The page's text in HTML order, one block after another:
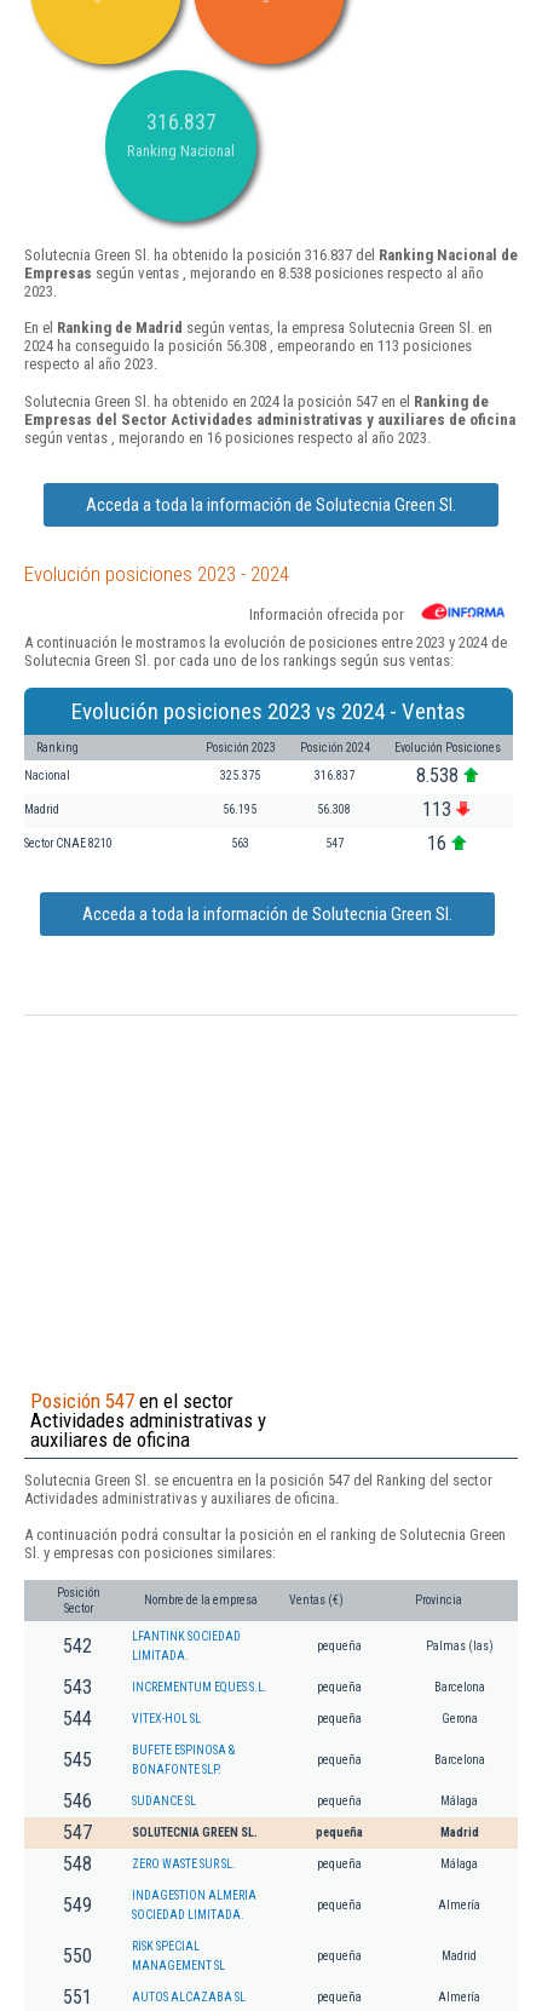
316.837
Ranking Nacional
Solutecnia Green Sl. ha obtenido la posición 316.837 del Ranking Nacional de
Empresas según ventas , mejorando en 8.538 posiciones respecto al año
2023.
En el Ranking de Madrid según ventas, la empresa Solutecnia Green Sl. en
2024 ha conseguido la posición 56.308 , empeorando en 113 posiciones
respecto al año 2023.
Solutecnia Green Sl. ha obtenido en 2024 la posición 547 en el Ranking de
Empresas del Sector Actividades administrativas y auxiliares de oficina
según ventas , mejorando en 16 posiciones respecto al año 2023.
Acceda a toda la información de Solutecnia Green Sl.
Evolución posiciones 2023 - 2024
Información ofrecida por
A continuación le mostramos la evolución de posiciones entre 2023 y 2024 de
Solutecnia Green Sl. por cada uno de los rankings según sus ventas:
Evolución posiciones 2023 vs 2024 - Ventas
Ranking Posición 2023 Posición 2024 Evolución Posiciones
Nacional 325.375 316.837 8.538
Madrid 56.195 56.308 113
Sector CNAE 8210 563 547 16
Acceda a toda la información de Solutecnia Green Sl.
Posición 547 en el sector
Actividades administrativas y
auxiliares de oficina
Solutecnia Green Sl. se encuentra en la posición 547 del Ranking del sector
Actividades administrativas y auxiliares de oficina.
A continuación podrá consultar la posición en el ranking de Solutecnia Green
Sl. y empresas con posiciones similares:
Posición
Sector
Nombre de la empresa Ventas (€) Provincia
542
LFANTINK SOCIEDAD
LIMITADA.
pequeña Palmas (las)
543 INCREMENTUM EQUES S.L. pequeña Barcelona
544 VITEX-HOL SL pequeña Gerona
545
BUFETE ESPINOSA &
BONAFONTE SLP.
pequeña Barcelona
546 SUDANCE SL pequeña Málaga
547 SOLUTECNIA GREEN SL. pequeña Madrid
548 ZERO WASTE SUR SL. pequeña Málaga
549
INDAGESTION ALMERIA
SOCIEDAD LIMITADA.
pequeña Almería
550
RISK SPECIAL
MANAGEMENT SL
pequeña Madrid
551 AUTOS ALCAZABA SL pequeña Almería